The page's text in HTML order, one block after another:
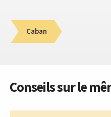
Caban
Conseils sur le